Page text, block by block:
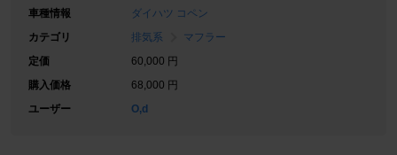
車種情報
ダイハツ コペン
カテゴリ
排気系
マフラー
定価
60,000 円
購入価格
68,000 円
ユーザー
O,d